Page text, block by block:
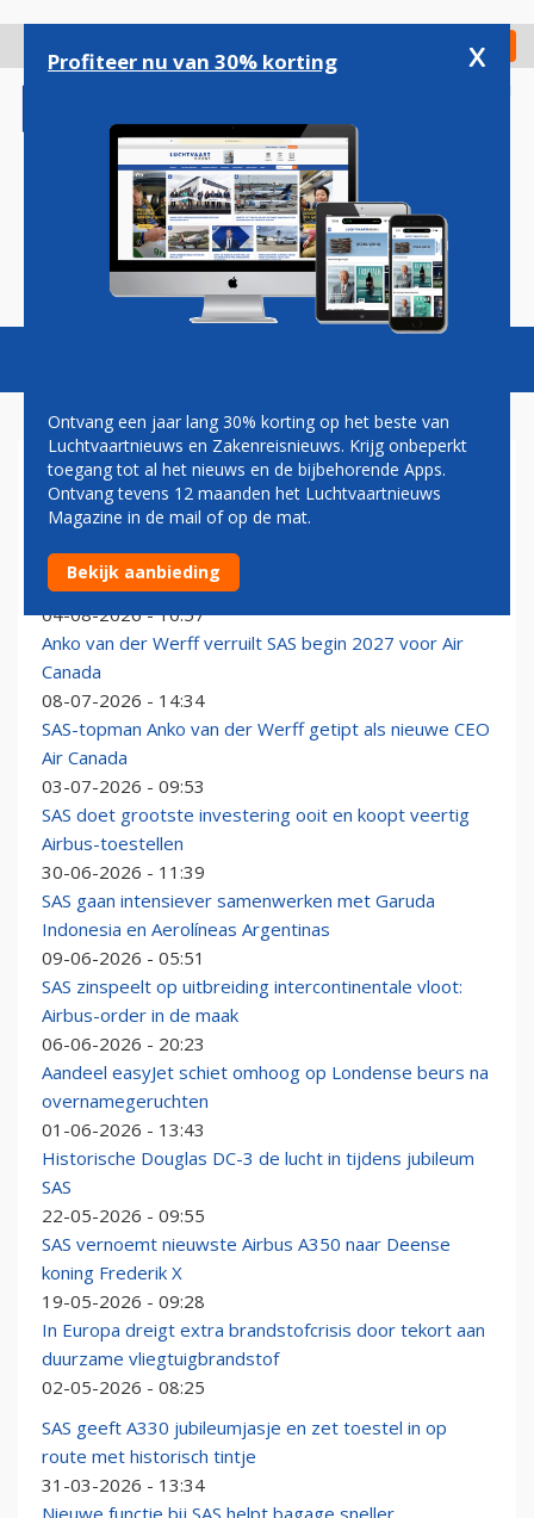
gaan
Check in
Magazine Podcasts Vacatures
SAS
Staking dreigt komend weekend bij cabinepersoneel
van SAS Noorwegen
04-08-2026 - 10:57
Anko van der Werff verruilt SAS begin 2027 voor Air
Canada
08-07-2026 - 14:34
SAS-topman Anko van der Werff getipt als nieuwe CEO
Air Canada
03-07-2026 - 09:53
SAS doet grootste investering ooit en koopt veertig
Airbus-toestellen
30-06-2026 - 11:39
SAS gaan intensiever samenwerken met Garuda
Indonesia en Aerolíneas Argentinas
09-06-2026 - 05:51
SAS zinspeelt op uitbreiding intercontinentale vloot:
Airbus-order in de maak
06-06-2026 - 20:23
Aandeel easyJet schiet omhoog op Londense beurs na
overnamegeruchten
01-06-2026 - 13:43
Historische Douglas DC-3 de lucht in tijdens jubileum
SAS
22-05-2026 - 09:55
SAS vernoemt nieuwste Airbus A350 naar Deense
koning Frederik X
19-05-2026 - 09:28
In Europa dreigt extra brandstofcrisis door tekort aan
duurzame vliegtuigbrandstof
02-05-2026 - 08:25
SAS geeft A330 jubileumjasje en zet toestel in op
route met historisch tintje
31-03-2026 - 13:34
Profiteer nu van 30% korting x
Ontvang een jaar lang 30% korting op het beste van
Luchtvaartnieuws en Zakenreisnieuws. Krijg onbeperkt
toegang tot al het nieuws en de bijbehorende Apps.
Ontvang tevens 12 maanden het Luchtvaartnieuws
Magazine in de mail of op de mat.
Bekijk aanbieding